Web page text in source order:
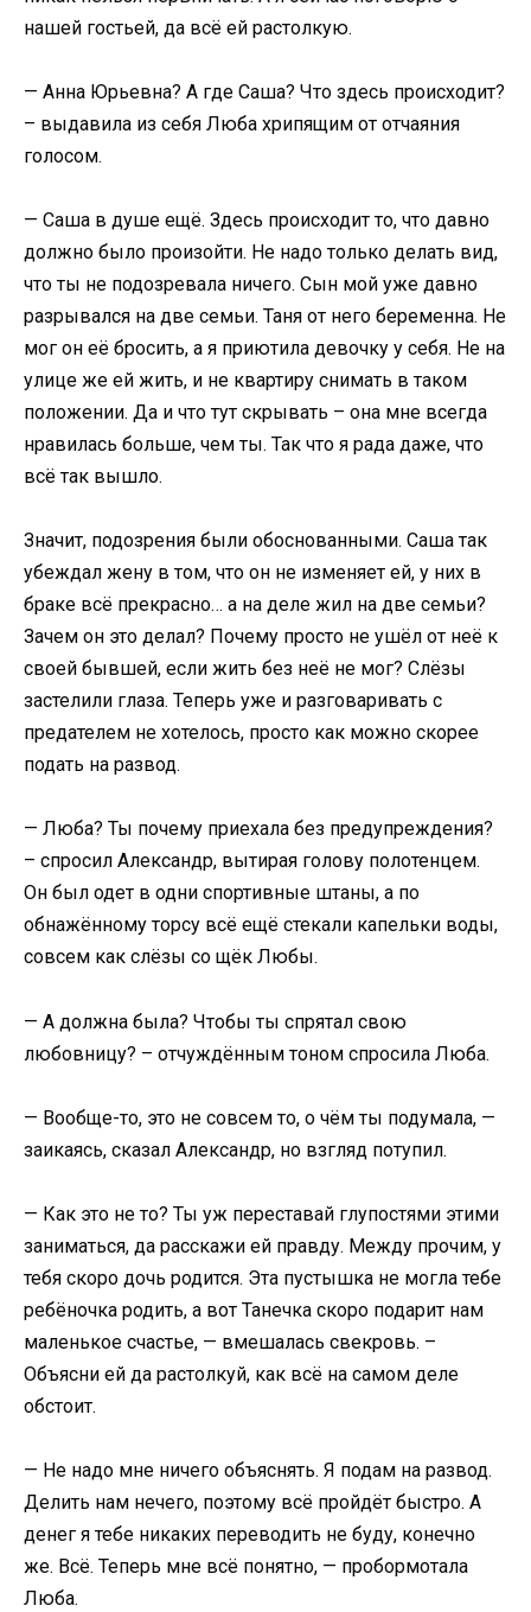
нашей гостьей, да всё ей растолкую.
— Анна Юрьевна? А где Саша? Что здесь происходит?
– выдавила из себя Люба хрипящим от отчаяния
голосом.
— Саша в душе ещё. Здесь происходит то, что давно
должно было произойти. Не надо только делать вид,
что ты не подозревала ничего. Сын мой уже давно
разрывался на две семьи. Таня от него беременна. Не
мог он её бросить, а я приютила девочку у себя. Не на
улице же ей жить, и не квартиру снимать в таком
положении. Да и что тут скрывать – она мне всегда
нравилась больше, чем ты. Так что я рада даже, что
всё так вышло.
Значит, подозрения были обоснованными. Саша так
убеждал жену в том, что он не изменяет ей, у них в
браке всё прекрасно… а на деле жил на две семьи?
Зачем он это делал? Почему просто не ушёл от неё к
своей бывшей, если жить без неё не мог? Слёзы
застелили глаза. Теперь уже и разговаривать с
предателем не хотелось, просто как можно скорее
подать на развод.
— Люба? Ты почему приехала без предупреждения?
– спросил Александр, вытирая голову полотенцем.
Он был одет в одни спортивные штаны, а по
обнажённому торсу всё ещё стекали капельки воды,
совсем как слёзы со щёк Любы.
— А должна была? Чтобы ты спрятал свою
любовницу? – отчуждённым тоном спросила Люба.
— Вообще-то, это не совсем то, о чём ты подумала, —
заикаясь, сказал Александр, но взгляд потупил.
— Как это не то? Ты уж переставай глупостями этими
заниматься, да расскажи ей правду. Между прочим, у
тебя скоро дочь родится. Эта пустышка не могла тебе
ребёночка родить, а вот Танечка скоро подарит нам
маленькое счастье, — вмешалась свекровь. –
Объясни ей да растолкуй, как всё на самом деле
обстоит.
— Не надо мне ничего объяснять. Я подам на развод.
Делить нам нечего, поэтому всё пройдёт быстро. А
денег я тебе никаких переводить не буду, конечно
же. Всё. Теперь мне всё понятно, — пробормотала
Люба.